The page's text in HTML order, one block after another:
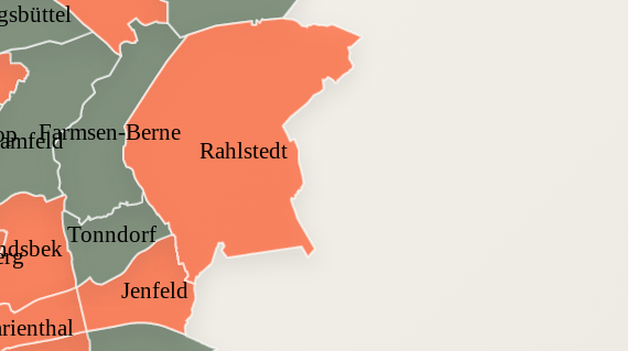
Jenfeld
Tonndorf
Farmsen-Berne
Rahlstedt